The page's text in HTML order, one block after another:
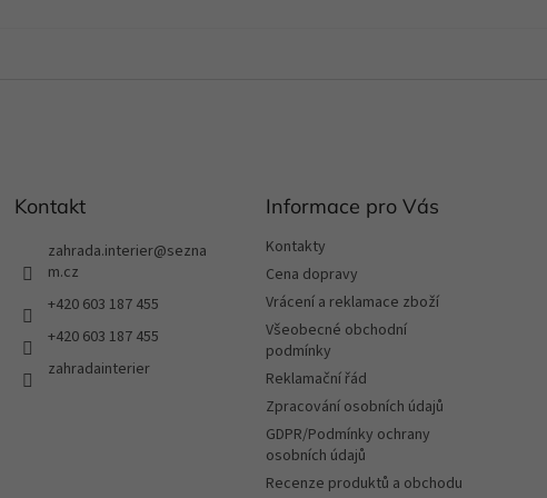
Kontakt
zahrada.interier@sezna
m.cz
+420 603 187 455
+420 603 187 455
zahradainterier
Informace pro Vás
Kontakty
Cena dopravy
Vrácení a reklamace zboží
Všeobecné obchodní
podmínky
Reklamační řád
Zpracování osobních údajů
GDPR/Podmínky ochrany
osobních údajů
Recenze produktů a obchodu